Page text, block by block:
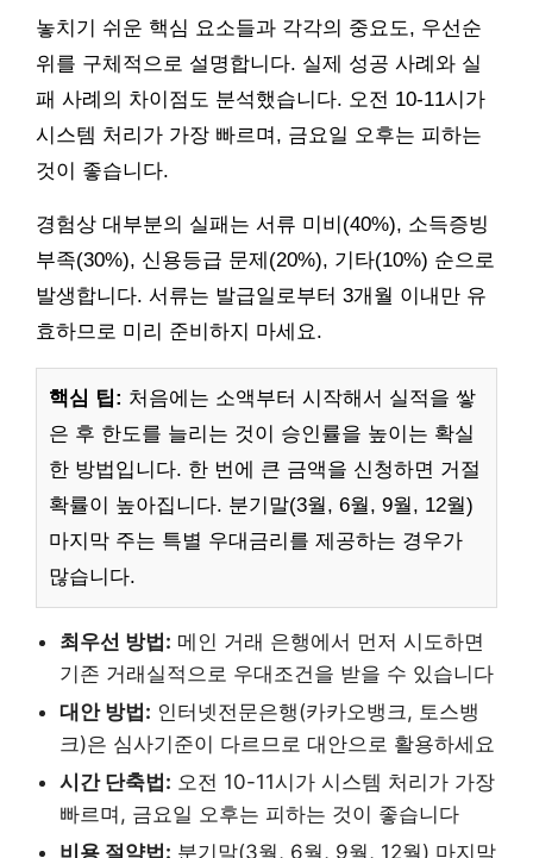
놓치기 쉬운 핵심 요소들과 각각의 중요도, 우선순
위를 구체적으로 설명합니다. 실제 성공 사례와 실
패 사례의 차이점도 분석했습니다. 오전 10-11시가
시스템 처리가 가장 빠르며, 금요일 오후는 피하는
것이 좋습니다.
경험상 대부분의 실패는 서류 미비(40%), 소득증빙
부족(30%), 신용등급 문제(20%), 기타(10%) 순으로
발생합니다. 서류는 발급일로부터 3개월 이내만 유
효하므로 미리 준비하지 마세요.
핵심 팁: 처음에는 소액부터 시작해서 실적을 쌓
은 후 한도를 늘리는 것이 승인률을 높이는 확실
한 방법입니다. 한 번에 큰 금액을 신청하면 거절
확률이 높아집니다. 분기말(3월, 6월, 9월, 12월)
마지막 주는 특별 우대금리를 제공하는 경우가
많습니다.
최우선 방법: 메인 거래 은행에서 먼저 시도하면
기존 거래실적으로 우대조건을 받을 수 있습니다
대안 방법: 인터넷전문은행(카카오뱅크, 토스뱅
크)은 심사기준이 다르므로 대안으로 활용하세요
시간 단축법: 오전 10-11시가 시스템 처리가 가장
빠르며, 금요일 오후는 피하는 것이 좋습니다
비용 절약법: 분기말(3월, 6월, 9월, 12월) 마지막